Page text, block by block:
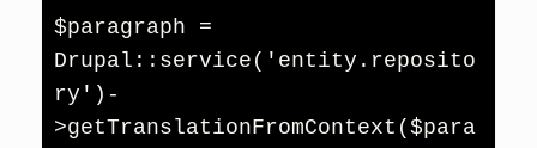
$paragraph =
Drupal::service('entity.reposito
ry')-
>getTranslationFromContext($para